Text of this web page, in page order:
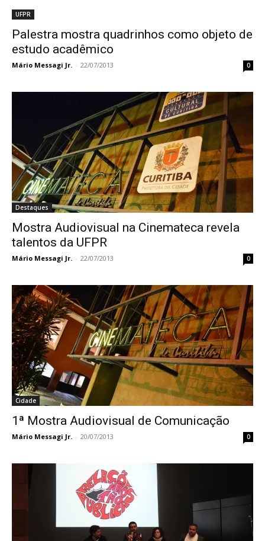
UFPR
Palestra mostra quadrinhos como objeto de
estudo acadêmico
Mário Messagi Jr. - 22/07/2013 0
Destaques
Mostra Audiovisual na Cinemateca revela
talentos da UFPR
Mário Messagi Jr. - 22/07/2013 0
Cidade
1ª Mostra Audiovisual de Comunicação
Mário Messagi Jr. - 20/07/2013 0